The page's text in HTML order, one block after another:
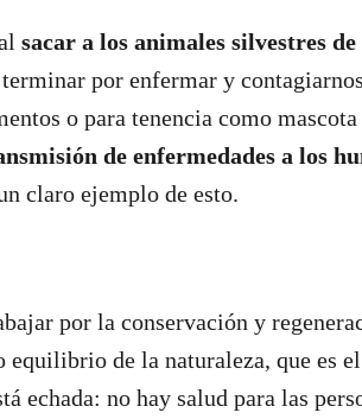
sacar a los animales silvestres
por enfermar y
o para tenencia como
de enfermedades a los
claro ejemplo de esto.
por la conservación y
equilibrio de la naturaleza, que es
echada: no hay salud para las